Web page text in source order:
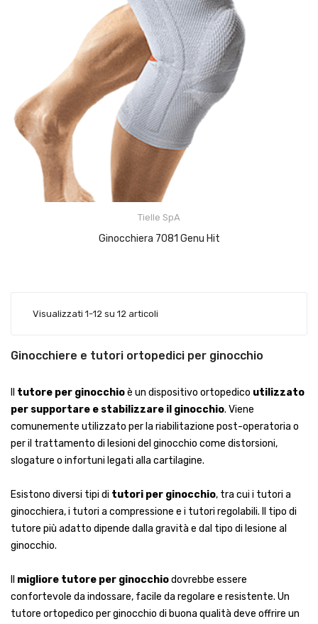
Tielle SpA
Ginocchiera 7081 Genu Hit
Visualizzati 1-12 su 12 articoli
Ginocchiere e tutori ortopedici per ginocchio
tutore per ginocchioè un dispositivo ortopedico utilizzato
per supportare e stabilizzare il ginocchio. Viene
comunemente utilizzato per la riabilitazione post-operatoria o
per il trattamento di lesioni del ginocchio come distorsioni,
slogature o infortuni legati alla cartilagine.
Esistono diversi tipi di tutori per ginocchio, tra cui i tutori a
ginocchiera, i tutori a compressione e i tutori regolabili. Il tipo di
tutore più adatto dipende dalla gravità e dal tipo di lesione al
ginocchio.
migliore tutore per ginocchiodovrebbe essere
confortevole da indossare, facile da regolare e resistente. Un
tutore ortopedico per ginocchio di buona qualità deve offrire un